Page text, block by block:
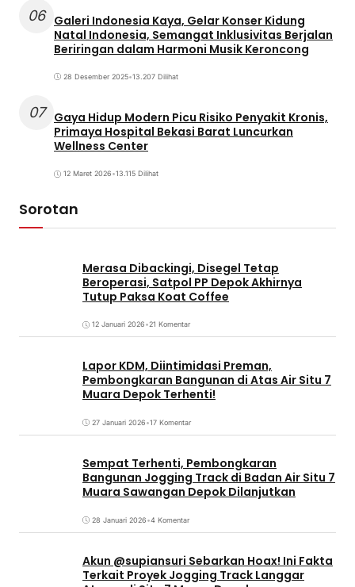
06 Galeri Indonesia Kaya, Gelar Konser Kidung
Natal Indonesia, Semangat Inklusivitas Berjalan
Beriringan dalam Harmoni Musik Keroncong
28 Desember 2025•13.207 Dilihat
07
Gaya Hidup Modern Picu Risiko Penyakit Kronis,
Primaya Hospital Bekasi Barat Luncurkan
Wellness Center
12 Maret 2026•13.115 Dilihat
Sorotan
Merasa Dibackingi, Disegel Tetap
Beroperasi, Satpol PP Depok Akhirnya
Tutup Paksa Koat Coffee
12 Januari 2026•21 Komentar
Lapor KDM, Diintimidasi Preman,
Pembongkaran Bangunan di Atas Air Situ 7
Muara Depok Terhenti!
27 Januari 2026•17 Komentar
Sempat Terhenti, Pembongkaran
Bangunan Jogging Track di Badan Air Situ 7
Muara Sawangan Depok Dilanjutkan
28 Januari 2026•4 Komentar
Akun @supiansuri Sebarkan Hoax! Ini Fakta
Terkait Proyek Jogging Track Langgar